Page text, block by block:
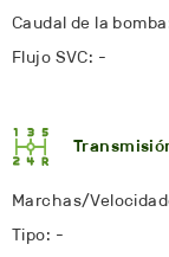
Caudal de la
Flujo SVC: -
Marchas/
Tipo: -